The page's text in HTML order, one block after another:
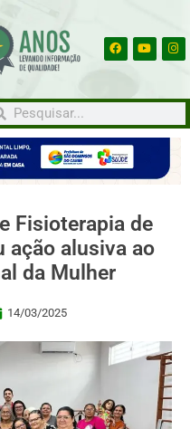
Fisioterapia de
ação alusiva ao
da Mulher
14/03/2025